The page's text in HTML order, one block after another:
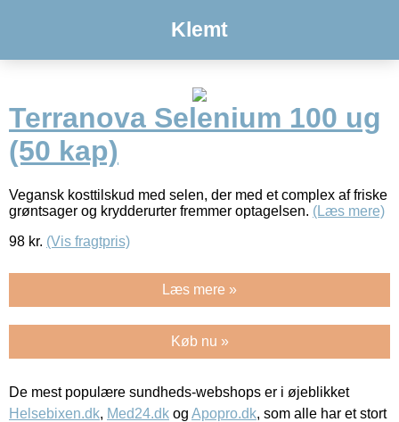
Klemt
Terranova Selenium 100 ug
(50 kap)
Vegansk kosttilskud med selen, der med et complex af friske
grøntsager og krydderurter fremmer optagelsen. (Læs mere)
98 kr. (Vis fragtpris)
Læs mere »
Køb nu »
De mest populære sundheds-webshops er i øjeblikket
Helsebixen.dk, Med24.dk og Apopro.dk, som alle har et stort